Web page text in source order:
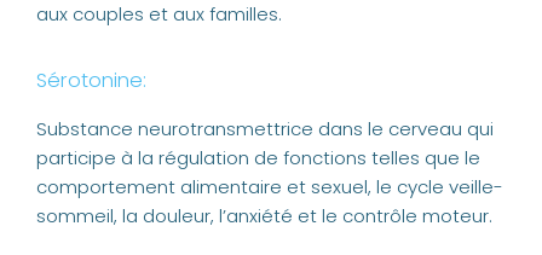
aux couples et aux familles.
Sérotonine:
Substance neurotransmettrice dans le cerveau qui
participe à la régulation de fonctions telles que le
comportement alimentaire et sexuel, le cycle veille-
sommeil, la douleur, l’anxiété et le contrôle moteur.